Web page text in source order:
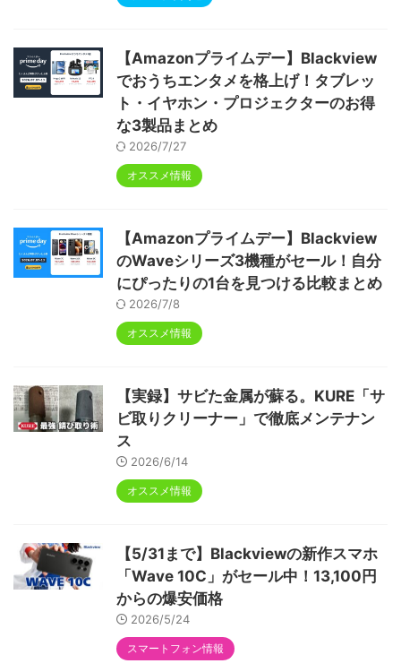
【Amazonプライムデー】Blackview
でおうちエンタメを格上げ！タブレッ
ト・イヤホン・プロジェクターのお得
な3製品まとめ
2026/7/27
オススメ情報
【Amazonプライムデー】Blackview
のWaveシリーズ3機種がセール！自分
にぴったりの1台を見つける比較まとめ
2026/7/8
オススメ情報
【実録】サビた金属が蘇る。KURE「サ
ビ取りクリーナー」で徹底メンテナン
ス
2026/6/14
オススメ情報
【5/31まで】Blackviewの新作スマホ
「Wave 10C」がセール中！13,100円
からの爆安価格
2026/5/24
スマートフォン情報